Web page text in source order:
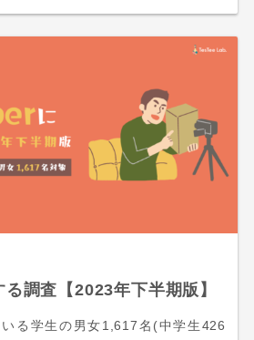
調査【2023年下半期版】
る学生の男女1,617名(中学生426